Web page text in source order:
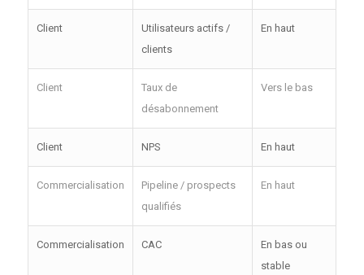
Client
Utilisateurs actifs /
clients
En haut
Client
Taux de
désabonnement
Vers le bas
Client NPS En haut
Commercialisation
Pipeline / prospects
qualifiés
En haut
Commercialisation CAC
En bas ou
stable